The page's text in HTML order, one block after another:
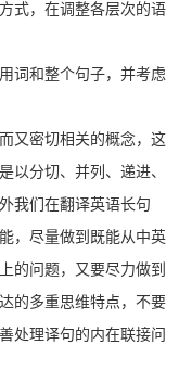
式，在调整各层次的语
词和整个句子，并考虑
又密切相关的概念，这
以分切、并列、递进、
我们在翻译英语长句
，尽量做到既能从中英
的问题，又要尽力做到
的多重思维特点，不要
处理译句的内在联接问